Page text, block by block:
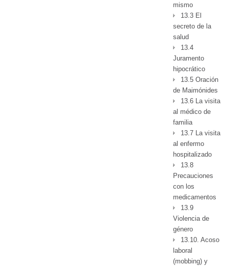
mismo
13.3 El
secreto de la
salud
13.4
Juramento
hipocrático
13.5 Oración
de Maimónides
13.6 La visita
al médico de
familia
13.7 La visita
al enfermo
hospitalizado
13.8
Precauciones
con los
medicamentos
13.9
Violencia de
género
13.10. Acoso
laboral
(mobbing) y